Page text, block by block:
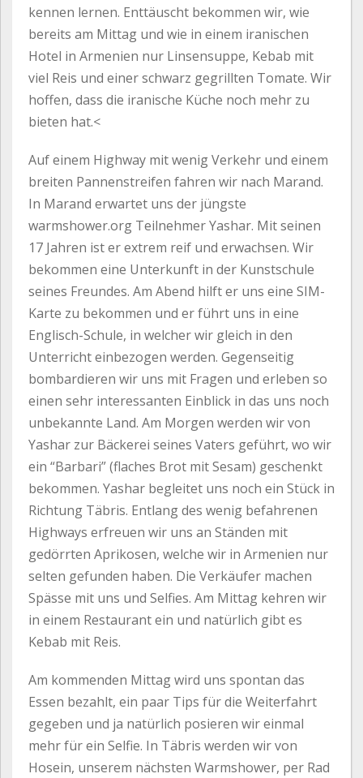
kennen lernen. Enttäuscht bekommen wir, wie
bereits am Mittag und wie in einem iranischen
Hotel in Armenien nur Linsensuppe, Kebab mit
viel Reis und einer schwarz gegrillten Tomate. Wir
hoffen, dass die iranische Küche noch mehr zu
bieten hat.<
Auf einem Highway mit wenig Verkehr und einem
breiten Pannenstreifen fahren wir nach Marand.
In Marand erwartet uns der jüngste
warmshower.org Teilnehmer Yashar. Mit seinen
17 Jahren ist er extrem reif und erwachsen. Wir
bekommen eine Unterkunft in der Kunstschule
seines Freundes. Am Abend hilft er uns eine SIM-
Karte zu bekommen und er führt uns in eine
Englisch-Schule, in welcher wir gleich in den
Unterricht einbezogen werden. Gegenseitig
bombardieren wir uns mit Fragen und erleben so
einen sehr interessanten Einblick in das uns noch
unbekannte Land. Am Morgen werden wir von
Yashar zur Bäckerei seines Vaters geführt, wo wir
ein “Barbari” (flaches Brot mit Sesam) geschenkt
bekommen. Yashar begleitet uns noch ein Stück in
Richtung Täbris. Entlang des wenig befahrenen
Highways erfreuen wir uns an Ständen mit
gedörrten Aprikosen, welche wir in Armenien nur
selten gefunden haben. Die Verkäufer machen
Spässe mit uns und Selfies. Am Mittag kehren wir
in einem Restaurant ein und natürlich gibt es
Kebab mit Reis.
Am kommenden Mittag wird uns spontan das
Essen bezahlt, ein paar Tips für die Weiterfahrt
gegeben und ja natürlich posieren wir einmal
mehr für ein Selfie. In Täbris werden wir von
Hosein, unserem nächsten Warmshower, per Rad